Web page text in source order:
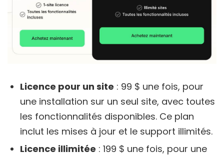
Licence pour un site : 99 $ une fois, pour
une installation sur un seul site, avec toutes
les fonctionnalités disponibles. Ce plan
inclut les mises à jour et le support illimités.
Licence illimitée : 199 $ une fois, pour une